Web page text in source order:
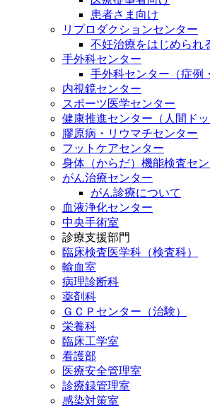
患者さま向け
リプロダクションセンター
不妊治療をはじめられ
手外科センター
手外科センター（症例
内視鏡センター
スポーツ医学センター
健康推進センター（人間ドッ
膠原病・リウマチセンター
フットケアセンター
身体（からだ）機能検査セ
がん治療センター
がん診療について
血液浄化センター
中央手術室
診療支援部門
臨床検査医学科（検査科）
輸血室
病理診断科
薬剤科
ＧＣＰセンター（治験）
栄養科
臨床工学室
看護部
医療安全管理室
診療録管理室
感染対策室